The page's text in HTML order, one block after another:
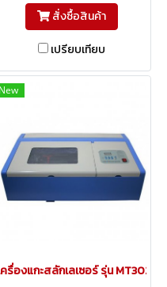
สั่งซื้อสินค้า
เปรียบเทียบ
(50 w)
New
ครื่องแกะสลักเลเซอร์ รุ่น MT3020